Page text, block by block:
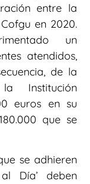
entre la
en 2020.
un
atendidos,
de la
Institución
euros en su
que se
se adhieren
Día’ deben